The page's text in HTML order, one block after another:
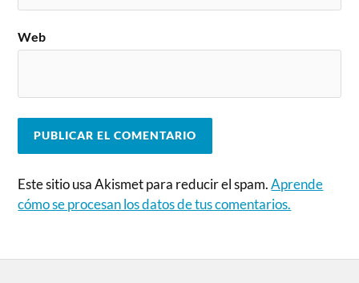
Web
Este sitio usa Akismet para reducir el spam.Aprende
cómo se procesan los datos de tus comentarios.